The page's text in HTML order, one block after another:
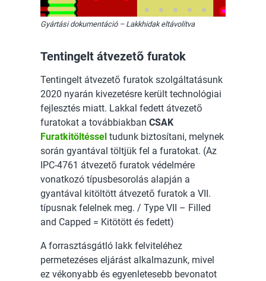
Gyártási dokumentáció – Lakkhidak eltávolítva
Tentingelt átvezető furatok
Tentingelt átvezető furatok szolgáltatásunk
2020 nyarán kivezetésre került technológiai
fejlesztés miatt. Lakkal fedett átvezető
furatokat a továbbiakban CSAK
Furatkitöltéssel tudunk biztosítani, melynek
során gyantával töltjük fel a furatokat. (Az
IPC-4761 átvezető furatok védelmére
vonatkozó típusbesorolás alapján a
gyantával kitöltött átvezető furatok a VII.
típusnak felelnek meg. / Type VII – Filled
and Capped = Kitötött és fedett)
A forrasztásgátló lakk felviteléhez
permetezéses eljárást alkalmazunk, mivel
ez vékonyabb és egyenletesebb bevonatot